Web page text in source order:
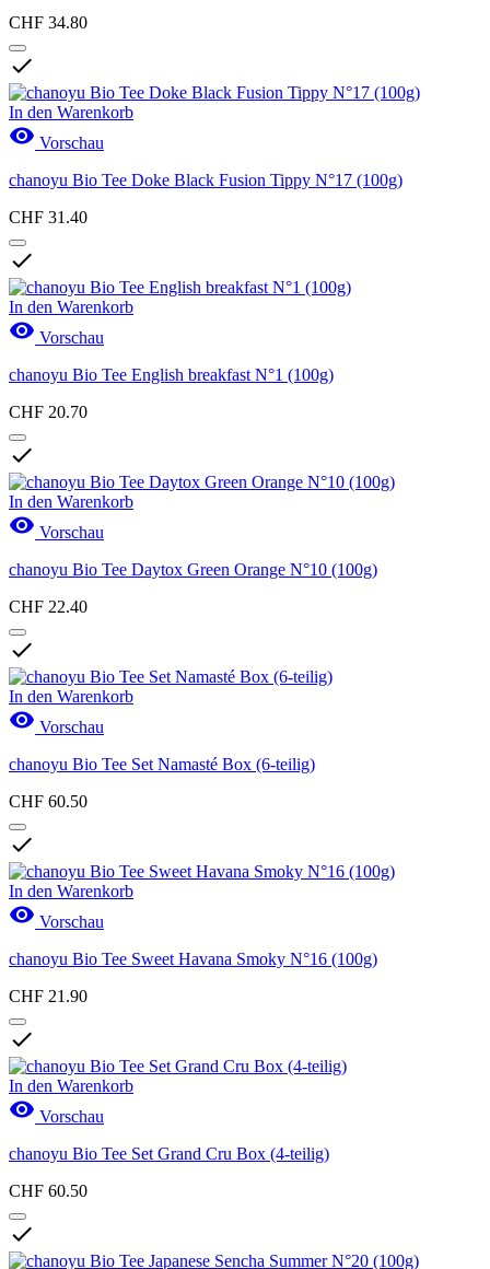
CHF 34.80

In den Warenkorb
 Vorschau
chanoyu Bio Tee Doke Black Fusion Tippy N°17 (100g)
CHF 31.40

In den Warenkorb
 Vorschau
chanoyu Bio Tee English breakfast N°1 (100g)
CHF 20.70

In den Warenkorb
 Vorschau
chanoyu Bio Tee Daytox Green Orange N°10 (100g)
CHF 22.40

In den Warenkorb
 Vorschau
chanoyu Bio Tee Set Namasté Box (6-teilig)
CHF 60.50

In den Warenkorb
 Vorschau
chanoyu Bio Tee Sweet Havana Smoky N°16 (100g)
CHF 21.90

In den Warenkorb
 Vorschau
chanoyu Bio Tee Set Grand Cru Box (4-teilig)
CHF 60.50
